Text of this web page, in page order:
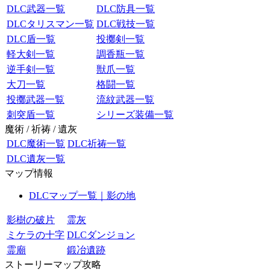
DLC武器一覧
DLC防具一覧
DLCタリスマン一覧 DLC戦技一覧
DLC盾一覧
投擲剣一覧
軽大剣一覧
調香瓶一覧
逆手剣一覧
獣爪一覧
大刀一覧
格闘一覧
投擲武器一覧
流紋武器一覧
刺突盾一覧
シリーズ装備一覧
魔術 / 祈祷 / 遺灰
DLC魔術一覧 DLC祈祷一覧
DLC遺灰一覧
マップ情報
DLCマップ一覧｜影の地
影樹の破片
霊灰
ミケラの十字 DLCダンジョン
霊廟
鍛冶遺跡
ストーリーマップ攻略